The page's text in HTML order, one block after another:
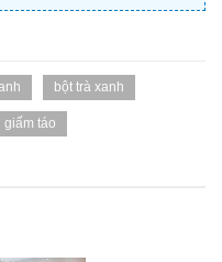
bột trà xanh
giấm táo